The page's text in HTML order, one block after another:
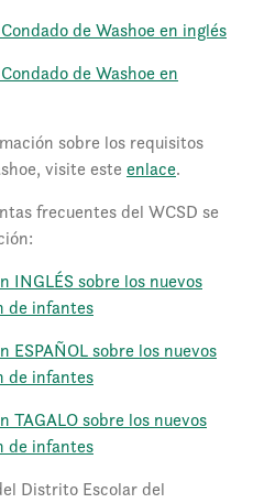
de Washoe en inglés
de Washoe en
sobre los requisitos
visite este enlace.
frecuentes del WCSD se
INGLÉS sobre los nuevos
de infantes
ESPAÑOL sobre los nuevos
de infantes
TAGALO sobre los nuevos
de infantes
Distrito Escolar del